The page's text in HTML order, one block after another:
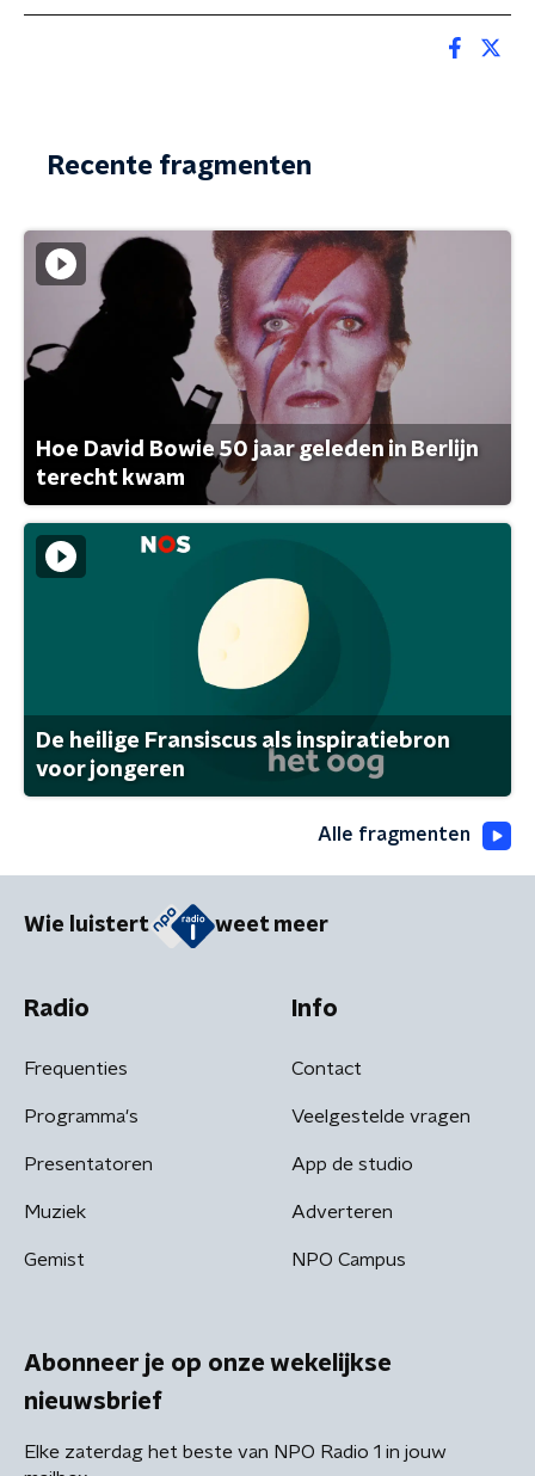
Recente fragmenten
Hoe David Bowie 50 jaar geleden in Berlijn
terecht kwam
De heilige Fransiscus als inspiratiebron
voor jongeren
Alle fragmenten
Wie luistert weet meer
Radio
Frequenties
Programma's
Presentatoren
Muziek
Gemist
Info
Contact
Veelgestelde vragen
App de studio
Adverteren
NPO Campus
Abonneer je op onze wekelijkse
nieuwsbrief
Elke zaterdag het beste van NPO Radio 1 in jouw